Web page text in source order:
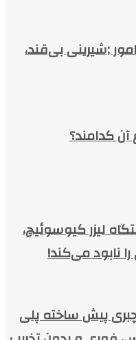
;شیرینی بی‌قند،
کدامند؟
لیزر کیوسوئیچ،
نابود می‌کند!
پیش ساخته پلی